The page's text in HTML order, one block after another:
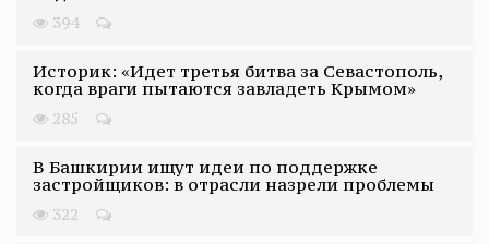
394
Историк: «Идет третья битва за Севастополь,
когда враги пытаются завладеть Крымом»
285
В Башкирии ищут идеи по поддержке
застройщиков: в отрасли назрели проблемы
322